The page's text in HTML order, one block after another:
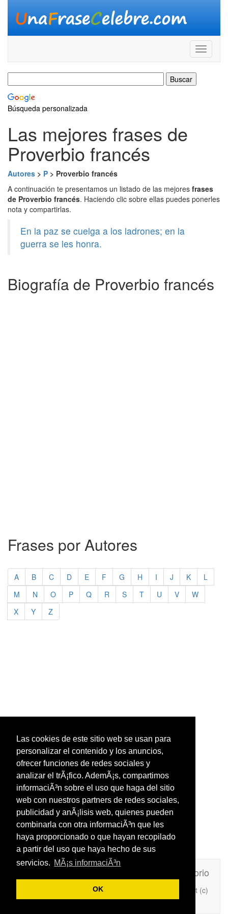
Las cookies de este sitio web se usan para
personalizar el contenido y los anuncios,
ofrecer funciones de redes sociales y
analizar el trÃ¡fico. AdemÃ¡s, compartimos
informaciÃ³n sobre el uso que haga del sitio
web con nuestros partners de redes sociales,
publicidad y anÃ¡lisis web, quienes pueden
combinarla con otra informaciÃ³n que les
haya proporcionado o que hayan recopilado
a partir del uso que haya hecho de sus
servicios. MÃ¡s informaciÃ³n
OK
Búsqueda personalizada
Las mejores frases de
Proverbio francés
Autores > P > Proverbio francés
A continuación te presentamos un listado de las mejores frases
de Proverbio francés. Haciendo clic sobre ellas puedes ponerles
nota y compartirlas.
En la paz se cuelga a los ladrones; en la
guerra se les honra.
Biografía de Proverbio francés
Frases por Autores
A B C D E F G H I J K
L
M
N O P Q R S T U V
W
X
Y Z
Directorio
Añade Una Frase Célebre a tu web
Copyright (c)
2026